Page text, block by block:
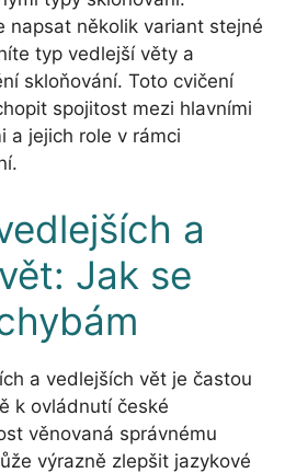
napsat několik variant stejné
typ vedlejší věty a
skloňování. Toto cvičení
spojitost mezi hlavními
a jejich role v rámci
a
Jak se
a vedlejších vět je častou
k ovládnutí české
věnovaná správnému
výrazně zlepšit jazykové